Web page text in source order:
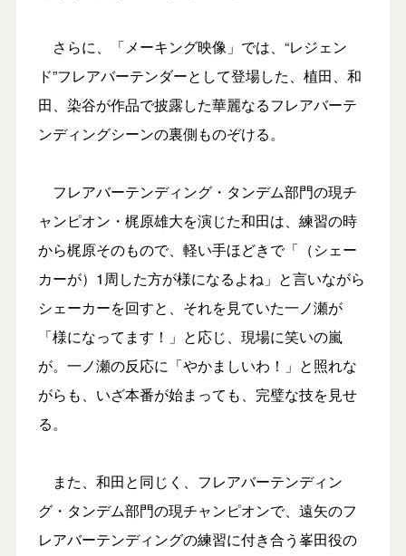
さらに、「メーキング映像」では、“レジェン
ド”フレアバーテンダーとして登場した、植田、和
田、染谷が作品で披露した華麗なるフレアバーテ
ンディングシーンの裏側ものぞける。
フレアバーテンディング・タンデム部門の現チ
ャンピオン・梶原雄大を演じた和田は、練習の時
から梶原そのもので、軽い手ほどきで「（シェー
カーが）1周した方が様になるよね」と言いながら
シェーカーを回すと、それを見ていた一ノ瀬が
「様になってます！」と応じ、現場に笑いの嵐
が。一ノ瀬の反応に「やかましいわ！」と照れな
がらも、いざ本番が始まっても、完璧な技を見せ
る。
また、和田と同じく、フレアバーテンディン
グ・タンデム部門の現チャンピオンで、遠矢のフ
レアバーテンディングの練習に付き合う峯田役の